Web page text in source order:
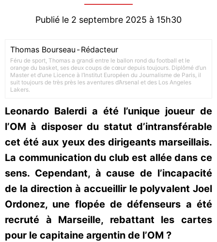
Publié le 2 septembre 2025 à 15h30
Thomas Bourseau -Rédacteur
Féru de sport, Thomas a grandi entre le ballon rond du football et le
orange du basket, ses deux coups de cœur depuis toujours. Diplômé d’un
Master et d’une Licence à l’Institut Européen du Journalisme de Paris, il
suit toujours de très près les aventures d’Arsenal et des Los Angeles
Lakers.
Leonardo Balerdi a été l’unique joueur de
l’OM à disposer du statut d’intransférable
cet été aux yeux des dirigeants marseillais.
La communication du club est allée dans ce
sens. Cependant, à cause de l’incapacité
de la direction à accueillir le polyvalent Joel
Ordonez, une flopée de défenseurs a été
recruté à Marseille, rebattant les cartes
pour le capitaine argentin de l’OM ?